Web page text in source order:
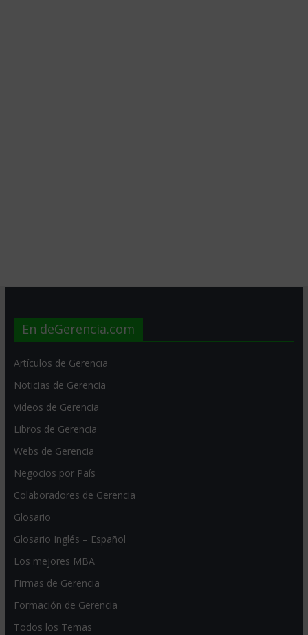
En deGerencia.com
Artículos de Gerencia
Noticias de Gerencia
Videos de Gerencia
Libros de Gerencia
Webs de Gerencia
Negocios por País
Colaboradores de Gerencia
Glosario
Glosario Inglés – Español
Los mejores MBA
Firmas de Gerencia
Formación de Gerencia
Todos los Temas